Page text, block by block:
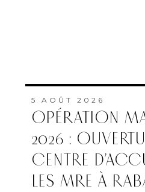
5 AOÛT 2026
OPÉRATION
2026 :
CENTRE
LES MRE À